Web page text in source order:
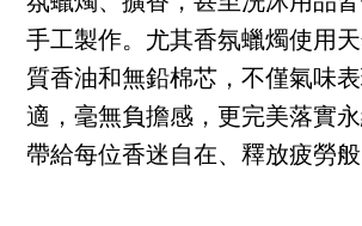
手工製作。尤其香氛蠟燭使用
質香油和無鉛棉芯，不僅氣味
適，毫無負擔感，更完美落實永
帶給每位香迷自在、釋放疲勞般